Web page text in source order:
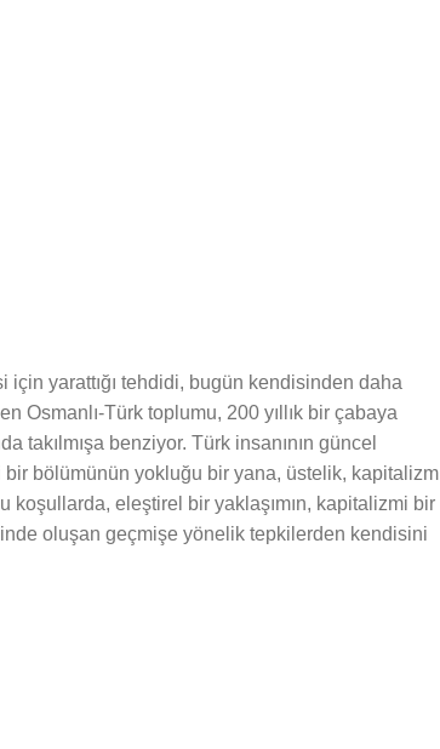
yarattığı tehdidi, bugün kendisinden daha
Osmanlı-Türk toplumu, 200 yıllık bir çabaya
takılmışa benziyor. Türk insanının güncel
bölümünün yokluğu bir yana, üstelik, kapitalizm
koşullarda, eleştirel bir yaklaşımın, kapitalizmi bir
oluşan geçmişe yönelik tepkilerden kendisini